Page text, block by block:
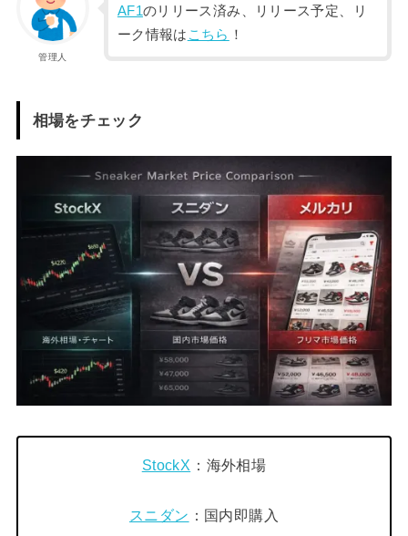
管理人
AF1のリリース済み、リリース予定、リ
ーク情報は こちら ！
相場をチェック
StockX ：海外相場
スニダン ：国内即購入